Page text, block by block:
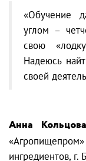
«Обучение
углом –
свою
Надеюсь
своей
Анна Кольцова
ингредиентов, г.